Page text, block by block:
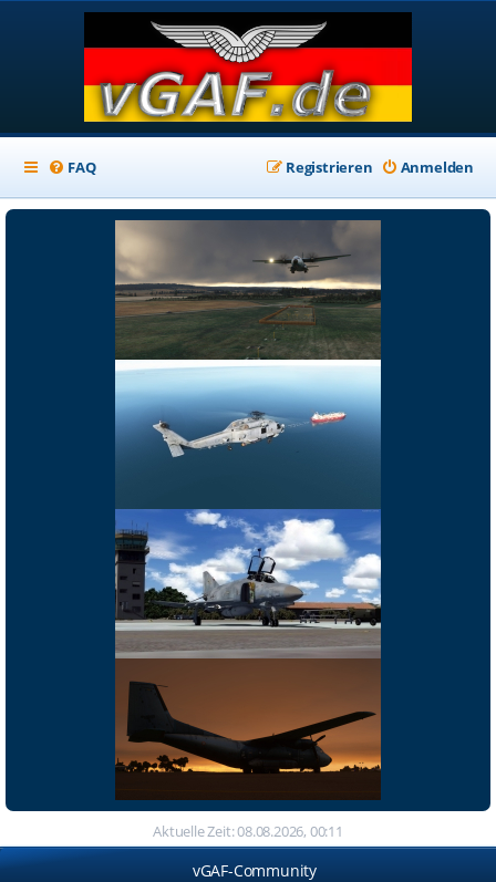
FAQ Anmelden
Registrieren
Aktuelle Zeit: 08.08.2026, 00:11
vGAF-Community